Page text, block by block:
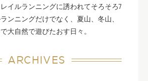
イルランニングに誘われてそろそろ7
ンニングだけでなく、夏山、冬山、
大自然で遊びたおす日々。
ARCHIVES